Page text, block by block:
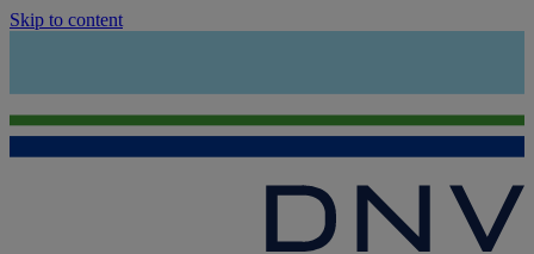
Skip to content